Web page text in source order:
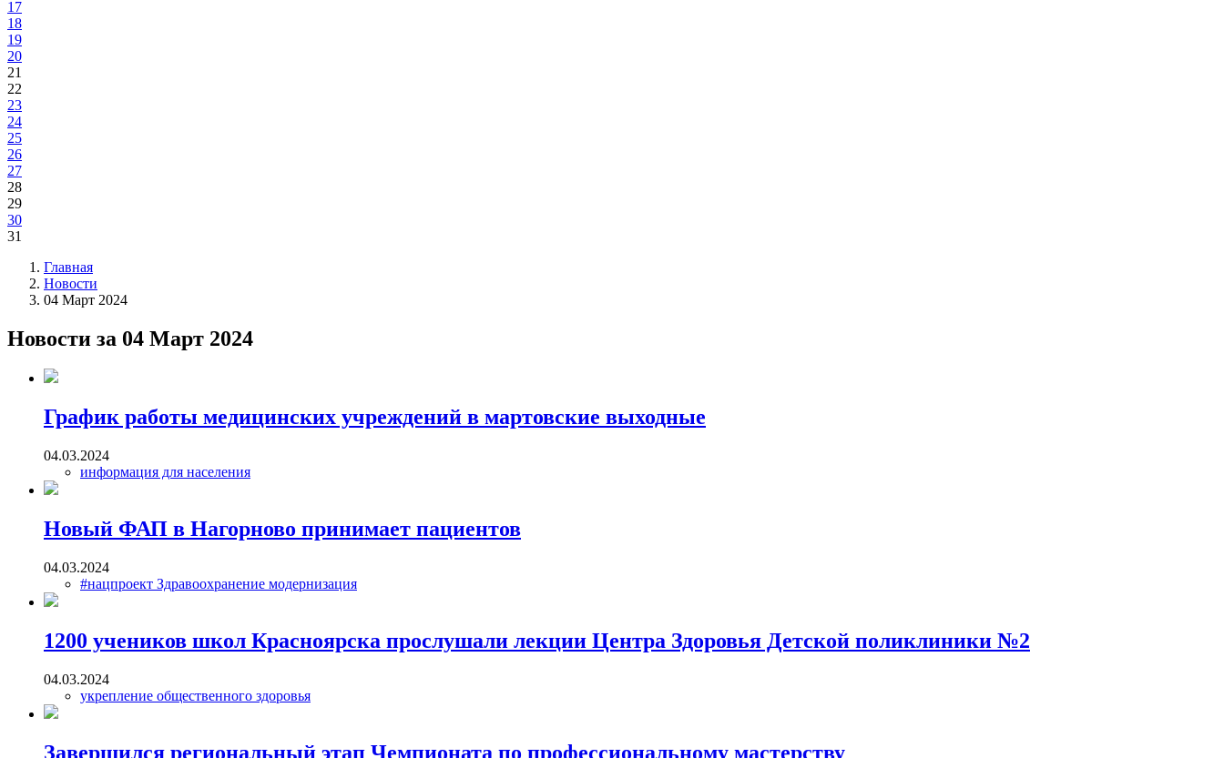
17
18
19
20
21
22
23
24
25
26
27
28
29
30
31
Главная
Новости
04 Март 2024
Новости за 04 Март 2024
График работы медицинских учреждений в мартовские выходные
04.03.2024
информация для населения
Новый ФАП в Нагорново принимает пациентов
04.03.2024
#нацпроект Здравоохранение модернизация
1200 учеников школ Красноярска прослушали лекции Центра Здоровья Детской поликлиники №2
04.03.2024
укрепление общественного здоровья
Завершился региональный этап Чемпионата по профессиональному мастерству